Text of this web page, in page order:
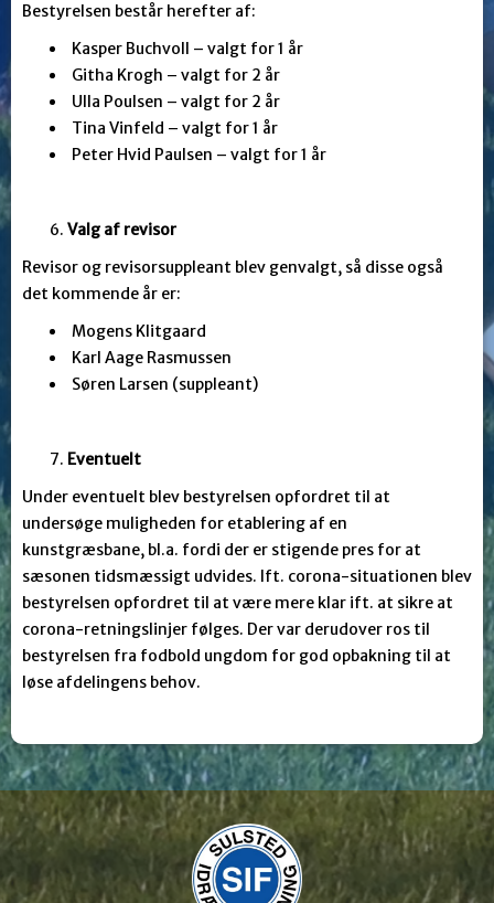
Bestyrelsen består herefter af:
Kasper Buchvoll – valgt for 1 år
Githa Krogh – valgt for 2 år
Ulla Poulsen – valgt for 2 år
Tina Vinfeld – valgt for 1 år
Peter Hvid Paulsen – valgt for 1 år
Valg af revisor
Revisor og revisorsuppleant blev genvalgt, så disse også
det kommende år er:
Mogens Klitgaard
Karl Aage Rasmussen
Søren Larsen (suppleant)
Eventuelt
Under eventuelt blev bestyrelsen opfordret til at
undersøge muligheden for etablering af en
kunstgræsbane, bl.a. fordi der er stigende pres for at
sæsonen tidsmæssigt udvides. Ift. corona-situationen blev
bestyrelsen opfordret til at være mere klar ift. at sikre at
corona-retningslinjer følges. Der var derudover ros til
bestyrelsen fra fodbold ungdom for god opbakning til at
løse afdelingens behov.